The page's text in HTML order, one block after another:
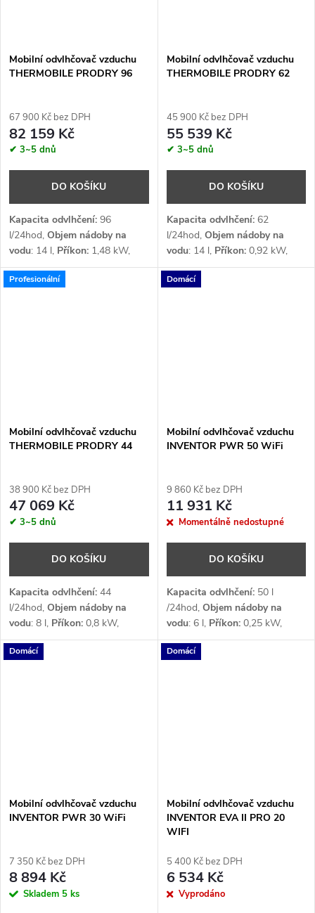
Mobilní odvlhčovač vzduchu
THERMOBILE PRODRY 96
67 900 Kč bez DPH
82 159 Kč
✔ 3~5 dnů
DO KOŠÍKU
Kapacita odvlhčení: 96
l/24hod, Objem nádoby na
vodu: 14 l, Příkon: 1,48 kW,
Průtok vzduchu:1 000 m³/h,
Napětí:1 x 230 V,
Mobilní odvlhčovač vzduchu
THERMOBILE PRODRY 62
45 900 Kč bez DPH
55 539 Kč
✔ 3~5 dnů
DO KOŠÍKU
Kapacita odvlhčení:62
l/24hod, Objem nádoby na
vodu: 14 l, Příkon:0,92 kW,
Průtok vzduchu: 550m³/h,
Napětí:
Profesionální
Mobilní odvlhčovač vzduchu
THERMOBILE PRODRY 44
38 900 Kč bez DPH
47 069 Kč
✔ 3~5 dnů
DO KOŠÍKU
Kapacita odvlhčení: 44
l/24hod, Objem nádoby na
vodu: 8 l, Příkon: 0,8 kW,
Průtok vzduchu:450 m³/h,
Napětí:
Domácí
Mobilní odvlhčovač vzduchu
INVENTOR PWR 50 WiFi
9 860 Kč bez DPH
11 931 Kč
Momentálně nedostupné
DO KOŠÍKU
Kapacita odvlhčení: 50l
/24hod, Objem nádoby na
vodu: 6 l, Příkon: 0,25kW,
Průtok vzduchu:319 / 353
m³/h,Napětí:
Domácí
Mobilní odvlhčovač vzduchu
INVENTOR PWR 30 WiFi
7 350 Kč bez DPH
8 894 Kč
Skladem 5 ks
Domácí
Mobilní odvlhčovač vzduchu
INVENTOR EVA II PRO 20
WIFI
5 400 Kč bez DPH
6 534 Kč
Vyprodáno